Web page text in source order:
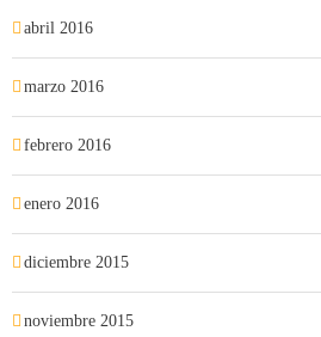
abril 2016
marzo 2016
febrero 2016
enero 2016
diciembre 2015
noviembre 2015